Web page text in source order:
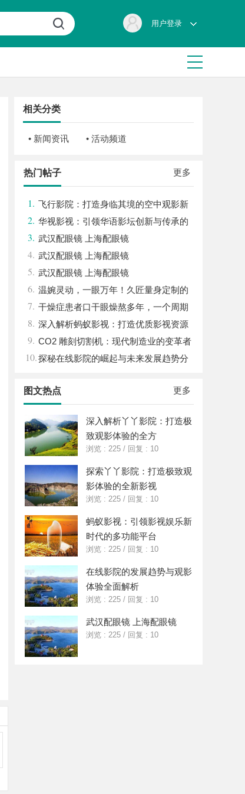
用户登录
相关分类
• 新闻资讯 • 活动频道
更多
热门帖子
1. 飞行影院：打造身临其境的空中观影新
体验
2. 华视影视：引领华语影坛创新与传承的
文化先锋
3. 武汉配眼镜 上海配眼镜
4. 武汉配眼镜 上海配眼镜
5. 武汉配眼镜 上海配眼镜
6. 温婉灵动，一眼万年！久匠量身定制的
眉眼唇，才是你整张脸的点睛之笔！淡颜系
女生的气质加分项
7. 干燥症患者口干眼燥熬多年，一个周期
缓过来？老中医：一张辨证方对症，身体找
回津液
8. 深入解析蚂蚁影视：打造优质影视资源
新平台
9. CO2 雕刻切割机：现代制造业的变革者
10.探秘在线影院的崛起与未来发展趋势分
更多
图文热点
深入解析丫丫影院：打造极
致观影体验的全方
浏览 : 225 / 回复 : 10
探索丫丫影院：打造极致观
影体验的全新影视
浏览 : 225 / 回复 : 10
蚂蚁影视：引领影视娱乐新
时代的多功能平台
浏览 : 225 / 回复 : 10
在线影院的发展趋势与观影
体验全面解析
浏览 : 225 / 回复 : 10
武汉配眼镜 上海配眼镜
浏览 : 225 / 回复 : 10